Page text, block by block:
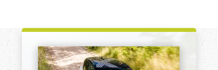
era:
es: